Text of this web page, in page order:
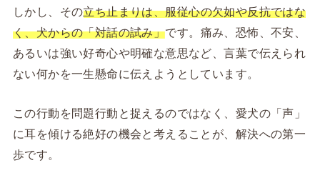
しかし、その立ち止まりは、服従心の欠如や反抗ではな
く、犬からの「対話の試み」です。痛み、恐怖、不安、
あるいは強い好奇心や明確な意思など、言葉で伝えられ
ない何かを一生懸命に伝えようとしています。
この行動を問題行動と捉えるのではなく、愛犬の「声」
に耳を傾ける絶好の機会と考えることが、解決への第一
歩です。